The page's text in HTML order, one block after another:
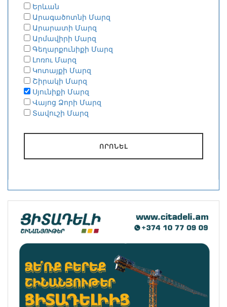
Երևան
Արագածոտնի Մարզ
Արարատի Մարզ
Արմավիրի Մարզ
Գեղարքունիքի Մարզ
Լոռու Մարզ
Կոտայքի Մարզ
Շիրակի Մարզ
Սյունիքի Մարզ
Վայոց Ձորի Մարզ
Տավուշի Մարզ
ՈՐՈՆԵԼ